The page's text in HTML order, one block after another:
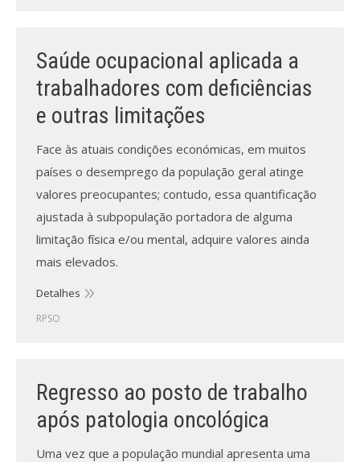
Saúde ocupacional aplicada a
trabalhadores com deficiências
e outras limitações
Face às atuais condições económicas, em muitos
países o desemprego da população geral atinge
valores preocupantes; contudo, essa quantificação
ajustada à subpopulação portadora de alguma
limitação física e/ou mental, adquire valores ainda
mais elevados.
Detalhes
RPSO
Regresso ao posto de trabalho
após patologia oncológica
Uma vez que a população mundial apresenta uma